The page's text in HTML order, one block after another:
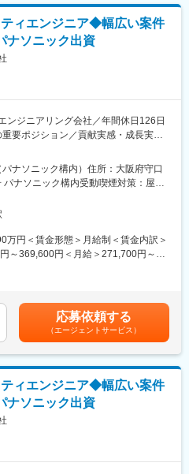
技術力の獲得が可能。
実！
種（出向を命じることがあり、その
開発
トップボックス(STB) 受信機開発
充実させる、さまざまな商品開発に貢
部分/ユーザ操作の処理実装
験できる
位から下位層まで、AV家電ソフト開
磋琢磨し、成長できる！
検討からの開発が可能！ 受託開発案
れる！
商品の開発！ 世界品質の商品開発
技術力の獲得が可能。
実！
種（出向を命じることがあり、その
ティエンジニア◆幅広い案件
ソニック出資
ンジニアリング会社／年間休日126日
要ポジション／貢献実感・成長実感
アプリや電気・機構などソフト・ハー
くのお客様の案件を扱っておりま
メーカー/自動車部品メーカー/日用品
ーカーなど（IT業界）情報・通信会社
技術研究企業など
ます。当ポジションでは、ソフトウ
セキュアブートなどを担当し、要件
設計レビュー、実装、評価を担当。
トップボックス(STB) 受信機開発
ド/クラウド部門との連携開発）
にする仕事
ナソニック構内）住所：大阪府守口
ナソニック構内受動喫煙対策：屋内
定める事業所
万円＜賃金形態＞月給制＜賃金内訳＞
～369,600円＜月給＞271,700円～
応募依頼する
（エージェントサービス）
ティエンジニア◆幅広い案件
ソニック出資